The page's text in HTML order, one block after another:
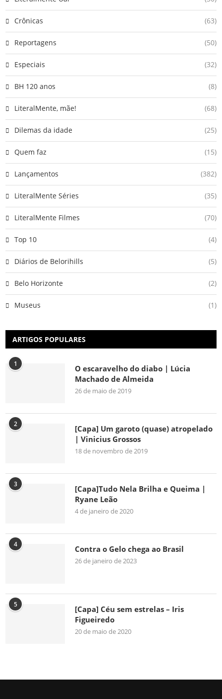
Crônicas (63)
Reportagens (50)
Especiais (32)
BH 120 anos (8)
LiteralMente, mãe! (68)
Dilemas da idade (25)
Quem faz (15)
Lançamentos (382)
LiteralMente Séries (35)
LiteralMente Filmes (70)
Top 10 (4)
Diários de Belorihills (5)
Belo Horizonte (2)
Museus (1)
ARTIGOS POPULARES
1
O escaravelho do diabo | Lúcia
Machado de Almeida
26 de maio de 2019
2
[Capa] Um garoto (quase) atropelado
| Vinicius Grossos
18 de novembro de 2019
3
[Capa]Tudo Nela Brilha e Queima |
Ryane Leão
4 de janeiro de 2020
4 Contra o Gelo chega ao Brasil
26 de janeiro de 2023
5
[Capa] Céu sem estrelas – Iris
Figueiredo
20 de maio de 2020